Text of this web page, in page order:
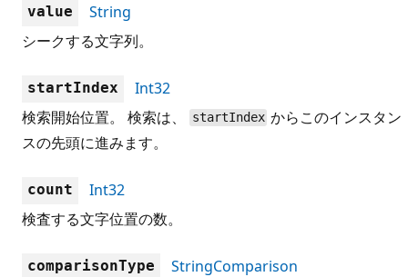
value
String
シークする文字列。
startIndex
Int32
検索開始位置。 検索は、
startIndex からこのインスタン
スの先頭に進みます。
count
Int32
検査する文字位置の数。
comparisonType
StringComparison